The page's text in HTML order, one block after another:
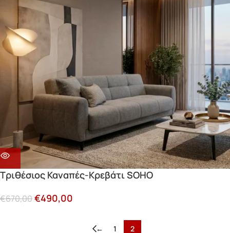
Τριθέσιος Καναπές-Κρεβάτι SOHO
€670,00€490,00
← 1 2